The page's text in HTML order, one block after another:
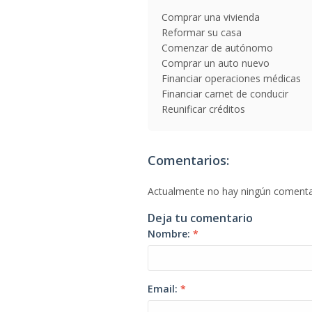
Comprar una vivienda
Reformar su casa
Comenzar de autónomo
Comprar un auto nuevo
Financiar operaciones médicas
Financiar carnet de conducir
Reunificar créditos
Comentarios:
Actualmente no hay ningún
Deja tu comentario
Nombre: *
Email: *